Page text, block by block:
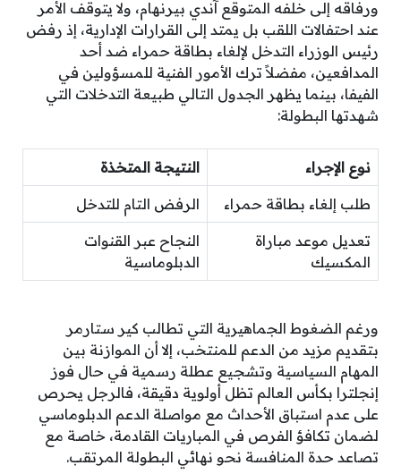
ورفاقه إلى خلفه المتوقع آندي بيرنهام، ولا يتوقف الأمر
عند احتفالات اللقب بل يمتد إلى القرارات الإدارية، إذ رفض
رئيس الوزراء التدخل لإلغاء بطاقة حمراء ضد أحد
المدافعين، مفضلاً ترك الأمور الفنية للمسؤولين في
الفيفا، بينما يظهر الجدول التالي طبيعة التدخلات التي
شهدتها البطولة:
نوع الإجراء النتيجة المتخذة
طلب إلغاء بطاقة حمراء الرفض التام للتدخل
تعديل موعد مباراة
المكسيك
النجاح عبر القنوات
الدبلوماسية
ورغم الضغوط الجماهيرية التي تطالب كير ستارمر
بتقديم مزيد من الدعم للمنتخب، إلا أن الموازنة بين
المهام السياسية وتشجيع عطلة رسمية في حال فوز
إنجلترا بكأس العالم تظل أولوية دقيقة، فالرجل يحرص
على عدم استباق الأحداث مع مواصلة الدعم الدبلوماسي
لضمان تكافؤ الفرص في المباريات القادمة، خاصة مع
تصاعد حدة المنافسة نحو نهائي البطولة المرتقب.